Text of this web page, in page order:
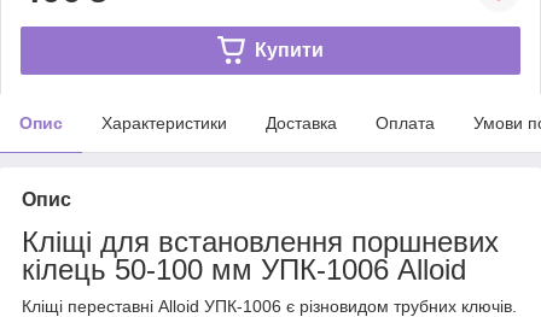
Купити
Опис Характеристики Доставка Оплата Умови
Опис
Кліщі для встановлення поршневих
кілець 50-100 мм УПК-1006 Alloid
Кліщі переставні Alloid УПК-1006 є різновидом трубних ключів.